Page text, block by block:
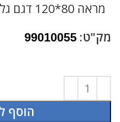
מראה 80*120 דגם גל בצבע
מק"ט: 99010055
הוסף